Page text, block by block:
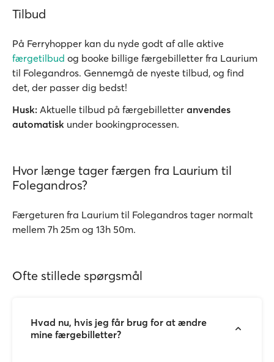
Tilbud
På Ferryhopper kan du nyde godt af alle aktive
færgetilbud og booke billige færgebilletter fra Laurium
til Folegandros. Gennemgå de nyeste tilbud, og find
det, der passer dig bedst!
Husk: Aktuelle tilbud på færgebilletter anvendes
automatisk under bookingprocessen.
Hvor længe tager færgen fra Laurium til
Folegandros?
Færgeturen fra Laurium til Folegandros tager normalt
mellem 7h 25m og 13h 50m.
Ofte stillede spørgsmål
Hvad nu, hvis jeg får brug for at ændre
mine færgebilletter?